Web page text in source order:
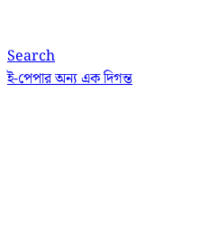
Search
ই-পেপারঅন্য এক দিগন্ত